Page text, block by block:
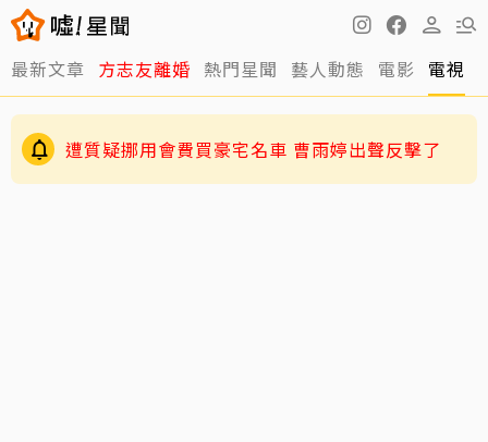
最新文章 方志友離婚 熱門星聞 藝人動態 電影 電視
暖心
遭質疑挪用會費買豪宅名車 曹雨婷出聲反擊了